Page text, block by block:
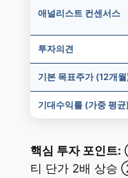
애널리스트 컨센서스
투자의견
기본 목표주가 (12개
기대수익률 (가중 평균)
핵심 투자 포인트:
티 단가 2배 상승